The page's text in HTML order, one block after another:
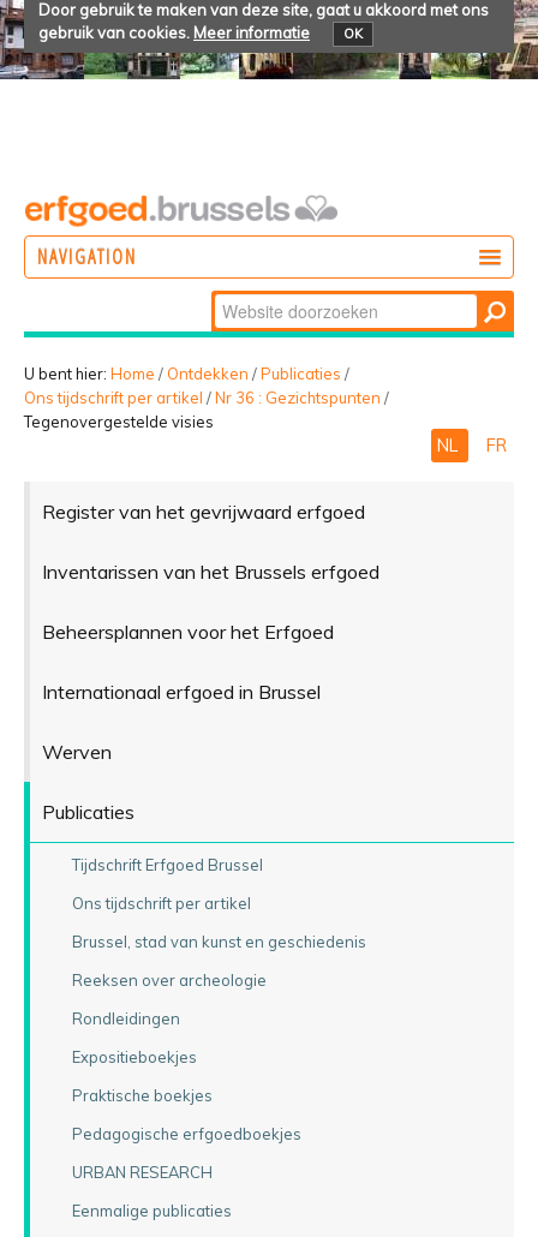
Door gebruik te maken van deze site, gaat u akkoord met ons
gebruik van cookies. Meer informatie OK
NAVIGATION
BELEVEN
Zoek
Geavanceerd
zoeken...
U bent hier: Home / Ontdekken /Publicaties /
Ons tijdschrift per artikel /Nr 36 : Gezichtspunten /
Tegenovergestelde visies
NL FR
Register van het gevrijwaard erfgoed
Inventarissen van het Brussels erfgoed
Beheersplannen voor het Erfgoed
Internationaal erfgoed in Brussel
Werven
Publicaties
Tijdschrift Erfgoed Brussel
Ons tijdschrift per artikel
Brussel, stad van kunst en geschiedenis
Reeksen over archeologie
Rondleidingen
Expositieboekjes
Praktische boekjes
Pedagogische erfgoedboekjes
URBAN RESEARCH
Eenmalige publicaties